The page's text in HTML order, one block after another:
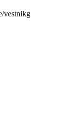
vestnikg